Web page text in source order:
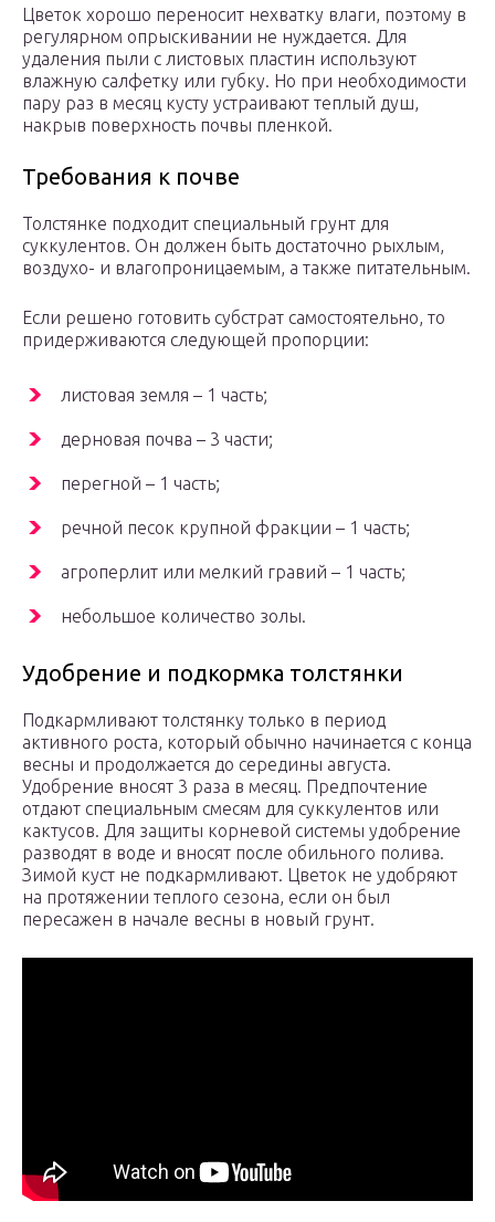
Цветок хорошо переносит нехватку влаги, поэтому в
регулярном опрыскивании не нуждается. Для
удаления пыли с листовых пластин используют
влажную салфетку или губку. Но при необходимости
пару раз в месяц кусту устраивают теплый душ,
накрыв поверхность почвы пленкой.
Требования к почве
Толстянке подходит специальный грунт для
суккулентов. Он должен быть достаточно рыхлым,
воздухо- и влагопроницаемым, а также питательным.
Если решено готовить субстрат самостоятельно, то
придерживаются следующей пропорции:
листовая земля – 1 часть;
дерновая почва – 3 части;
перегной – 1 часть;
речной песок крупной фракции – 1 часть;
агроперлит или мелкий гравий – 1 часть;
небольшое количество золы.
Удобрение и подкормка толстянки
Подкармливают толстянку только в период
активного роста, который обычно начинается с конца
весны и продолжается до середины августа.
Удобрение вносят 3 раза в месяц. Предпочтение
отдают специальным смесям для суккулентов или
кактусов. Для защиты корневой системы удобрение
разводят в воде и вносят после обильного полива.
Зимой куст не подкармливают. Цветок не удобряют
на протяжении теплого сезона, если он был
пересажен в начале весны в новый грунт.